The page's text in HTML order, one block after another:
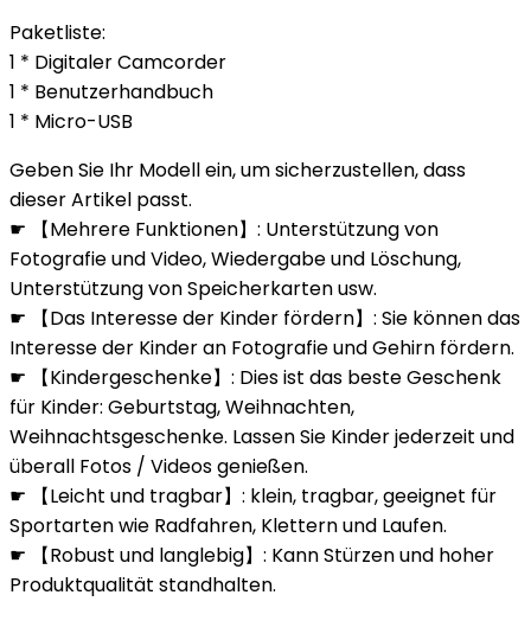
Paketliste:
1 * Digitaler Camcorder
1 * Benutzerhandbuch
1 * Micro-USB
Geben Sie Ihr Modell ein, um sicherzustellen, dass
dieser Artikel passt.
☛ 【Mehrere Funktionen】: Unterstützung von
Fotografie und Video, Wiedergabe und Löschung,
Unterstützung von Speicherkarten usw.
☛ 【Das Interesse der Kinder fördern】: Sie können das
Interesse der Kinder an Fotografie und Gehirn fördern.
☛ 【Kindergeschenke】: Dies ist das beste Geschenk
für Kinder: Geburtstag, Weihnachten,
Weihnachtsgeschenke. Lassen Sie Kinder jederzeit und
überall Fotos / Videos genießen.
☛ 【Leicht und tragbar】: klein, tragbar, geeignet für
Sportarten wie Radfahren, Klettern und Laufen.
☛ 【Robust und langlebig】: Kann Stürzen und hoher
Produktqualität standhalten.